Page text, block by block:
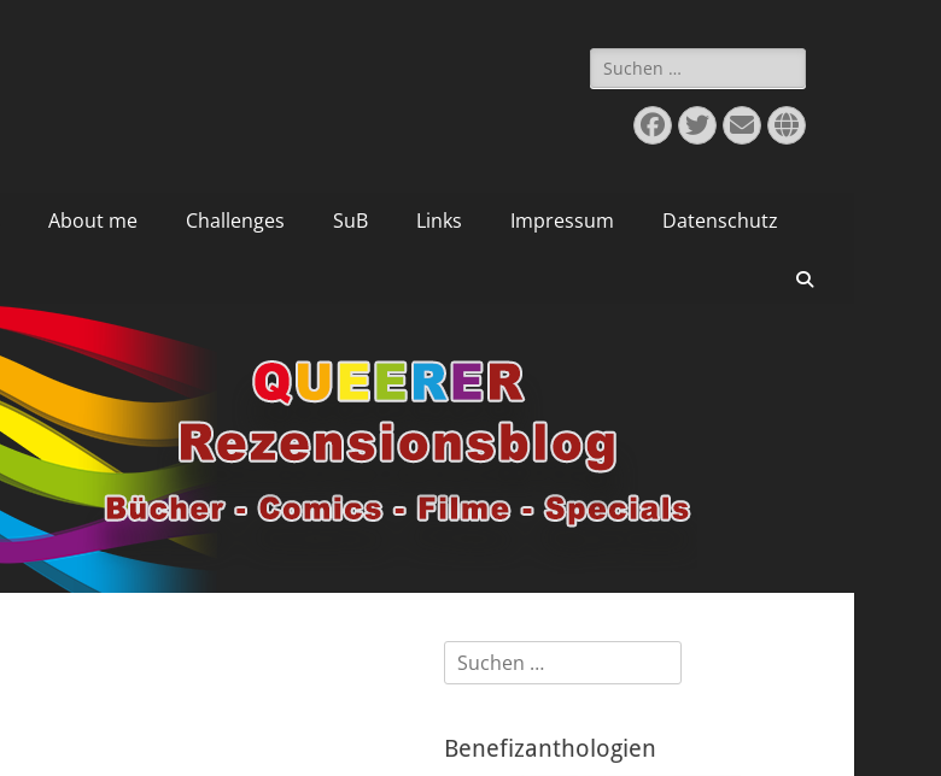
Suchen
nach:
Facebook
Twitter
E-
Mail
Website
About me Challenges SuB Links Impressum Datenschutz
Suchen
nach:
Benefizanthologien